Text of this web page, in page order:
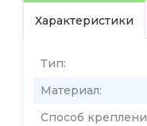
Характеристики
Тип:
Материал:
Способ